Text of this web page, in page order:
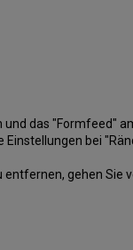
das "Formfeed"
bei
gehen Sie